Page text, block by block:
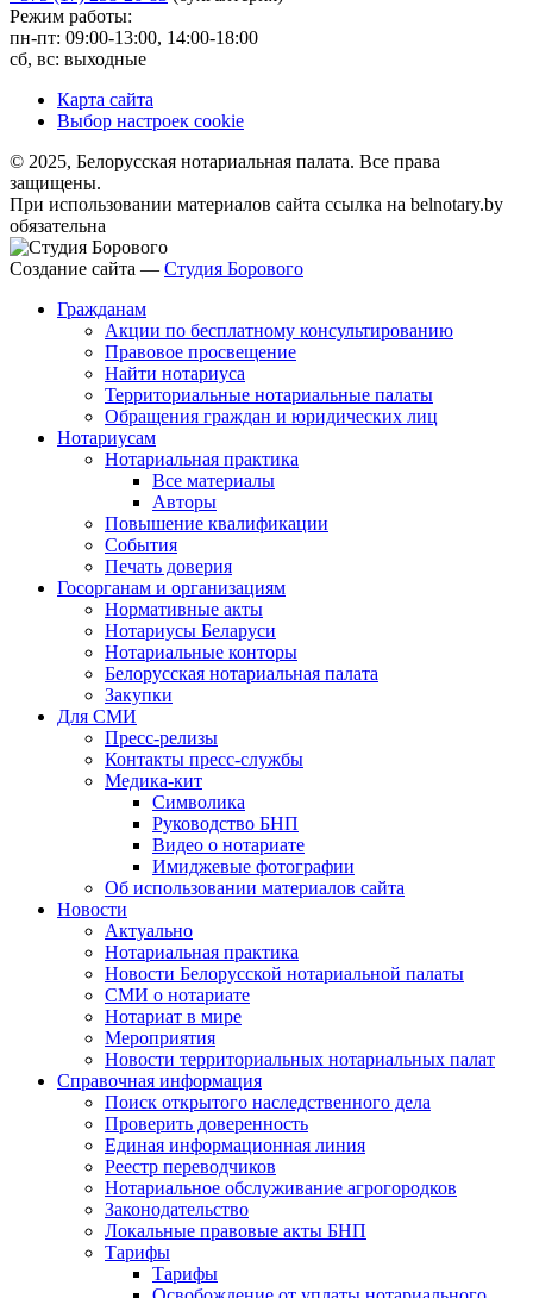
Режим работы:
пн-пт: 09:00-13:00, 14:00-18:00
сб, вс: выходные
Карта сайта
Выбор настроек cookie
© 2025, Белорусская нотариальная палата. Все права
защищены.
При использовании материалов сайта ссылка на belnotary.by
обязательна
Создание сайта — Студия Борового
Гражданам
Акции по бесплатному консультированию
Правовое просвещение
Найти нотариуса
Территориальные нотариальные палаты
Обращения граждан и юридических лиц
Нотариусам
Нотариальная практика
Все материалы
Авторы
Повышение квалификации
События
Печать доверия
Госорганам и организациям
Нормативные акты
Нотариусы Беларуси
Нотариальные конторы
Белорусская нотариальная палата
Закупки
Для СМИ
Пресс-релизы
Контакты пресс-службы
Медика-кит
Символика
Руководство БНП
Видео о нотариате
Имиджевые фотографии
Об использовании материалов сайта
Новости
Актуально
Нотариальная практика
Новости Белорусской нотариальной палаты
СМИ о нотариате
Нотариат в мире
Мероприятия
Новости территориальных нотариальных палат
Справочная информация
Поиск открытого наследственного дела
Проверить доверенность
Единая информационная линия
Реестр переводчиков
Нотариальное обслуживание агрогородков
Законодательство
Локальные правовые акты БНП
Тарифы
Тарифы